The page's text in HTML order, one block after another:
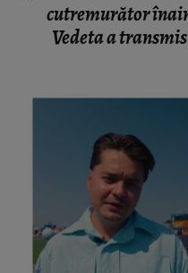
cutremurător
Vedeta a